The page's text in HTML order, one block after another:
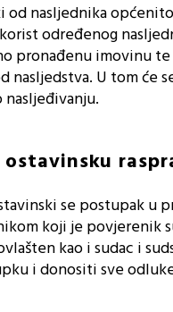
nasljednika
određenog
pronađenu imovinu te
U tom će
se postupak u
koji je povjerenik
kao i sudac i
i donositi sve